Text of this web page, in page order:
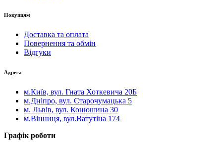
Покупцям
Доставка та оплата
Повернення та обмін
Відгуки
Адреса
м.Київ, вул. Гната Хоткевича 20Б
м.Дніпро, вул. Старочумацька 5
м. Львів, вул. Конюшина 30
м.Вінниця, вул.Ватутіна 174
Графік роботи